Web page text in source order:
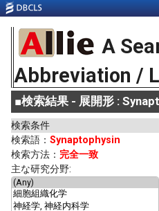
A
Abbreviation /
■検索結果 - 展開形 :
検索条件
検索語： Synaptophysin
検索方法： 完全一致
主な研究分野: